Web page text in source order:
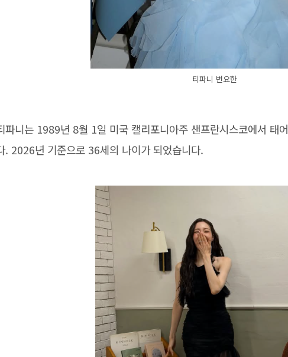
티파니 변요한
파니는 1989년 8월 1일 미국 캘리포니아주 샌프란시스코에서 태
. 2026년 기준으로 36세의 나이가 되었습니다.